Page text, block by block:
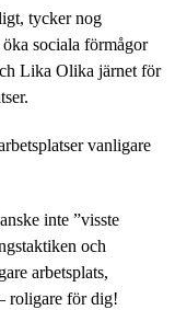
tycker nog
sociala förmågor
Lika Olika järnet för
vanligare
inte ”visste
och
arbetsplats,
roligare för dig!